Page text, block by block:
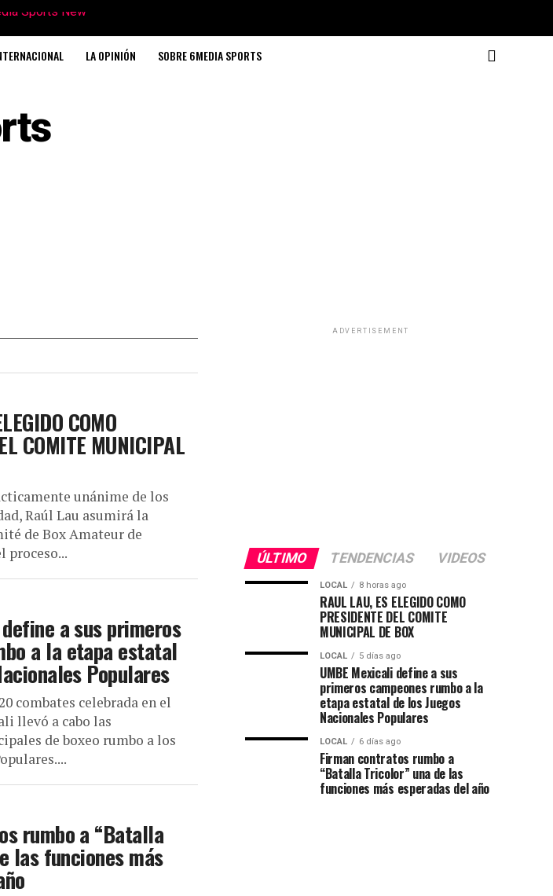
LA OPINIÓN SOBRE 6MEDIA SPORTS
COMO
COMITE MUNICIPAL
unánime de los
Raúl Lau asumirá la
de Box Amateur de
proceso...
a sus primeros
a la etapa estatal
Populares
combates celebrada en el
llevó a cabo las
de boxeo rumbo a los
rumbo a “Batalla
las funciones más
ADVERTISEMENT
ÚLTIMO TENDENCIAS VIDEOS
LOCAL 8 horas ago
RAUL LAU, ES ELEGIDO COMO
PRESIDENTE DEL COMITE
MUNICIPAL DE BOX
LOCAL 5 días ago
UMBE Mexicali define a sus
primeros campeones rumbo a la
etapa estatal de los Juegos
Nacionales Populares
LOCAL 6 días ago
Firman contratos rumbo a
“Batalla Tricolor” una de las
funciones más esperadas del año